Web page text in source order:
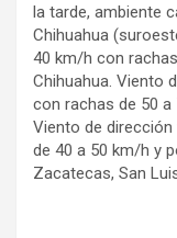
la tarde, ambiente
Chihuahua
40 km/h con
Chihuahua. Viento
con rachas de 50 a
Viento de
de 40 a 50 km/h y
Zacatecas, San